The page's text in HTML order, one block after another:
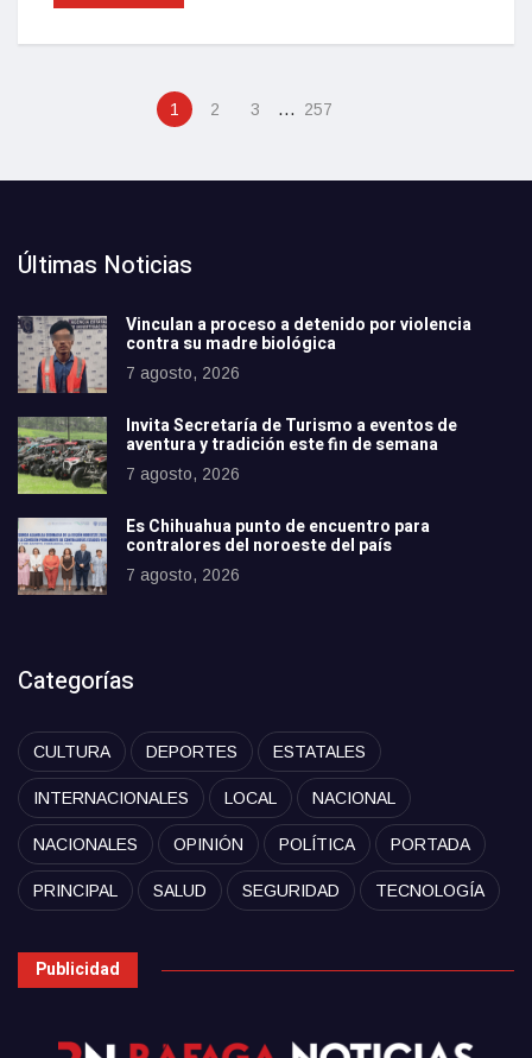
1 2 3 … 257
Últimas Noticias
Vinculan a proceso a detenido por violencia
contra su madre biológica
7 agosto, 2026
Invita Secretaría de Turismo a eventos de
aventura y tradición este fin de semana
7 agosto, 2026
Es Chihuahua punto de encuentro para
contralores del noroeste del país
7 agosto, 2026
Categorías
CULTURA DEPORTES ESTATALES
INTERNACIONALES LOCAL NACIONAL
NACIONALES OPINIÓN POLÍTICA PORTADA
PRINCIPAL SALUD SEGURIDAD TECNOLOGÍA
Publicidad